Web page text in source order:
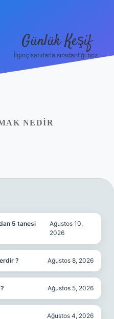
Günlük Keşif
İlginç satırlarla sıradanlığı boz.
NEDIR
5 tanesi
Ağustos 10,
2026
? Ağustos 8, 2026
Ağustos 5, 2026
Ağustos 4, 2026